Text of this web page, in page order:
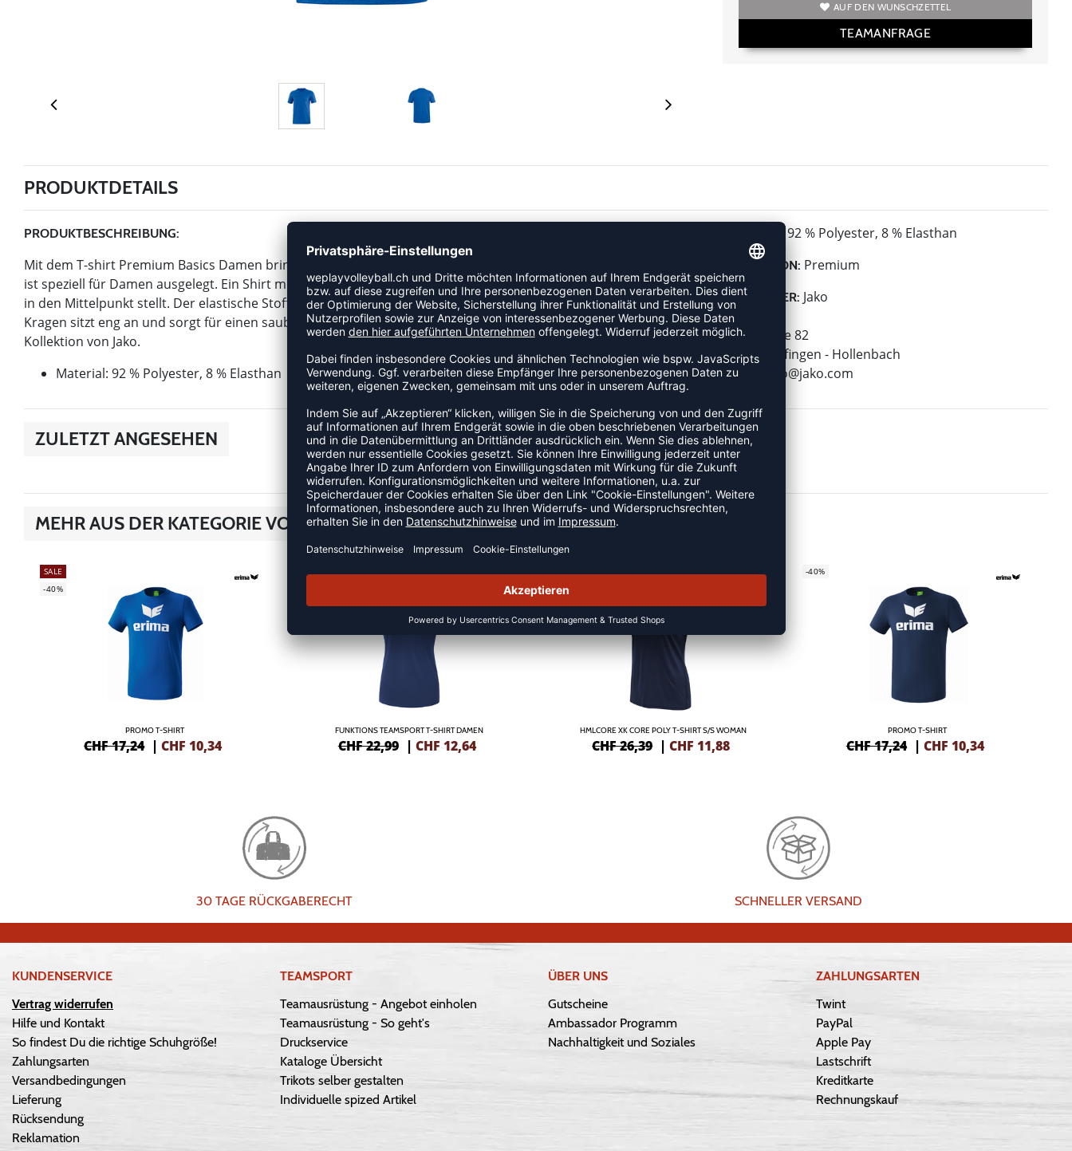
AUF DEN WUNSCHZETTEL
TEAMANFRAGE
PRODUKTDETAILS
PRODUKTBESCHREIBUNG:
Mit dem T-shirt Premium Basics Damen bringt Jako einen Artikel der Kategorie Shirt an den Start. Dieses Modell
ist speziell für Damen ausgelegt. Ein Shirt mit durchdachtem Schnitt, das Bewegungsfreiheit und Tragekomfort
in den Mittelpunkt stellt. Der elastische Stoff passt sich der Bewegung an und schränkt dabei nicht ein. Der
Kragen sitzt eng an und sorgt für einen sauberen, sportlichen Abschluss. Das Modell ist Teil der Premium-
Kollektion von Jako.
Material: 92 % Polyester, 8 % Elasthan
92 % Polyester, 8 % Elasthan
KOLLEKTION: Premium
HERSTELLER: Jako
Jako AG
Amtstrasse 82
74673 Mulfingen - Hollenbach
E-Mail:
info@jako.com
ZULETZT ANGESEHEN
MEHR AUS DER KATEGORIE VOLLEYBALLSHIRTS
SALE
-40%
PROMO T-SHIRT
CHF 17,24 |CHF 10,34
FUNKTIONS TEAMSPORT T-SHIRT DAMEN
CHF 22,99 | CHF 12,64
-55%
HMLCORE XK CORE POLY T-SHIRT S/S WOMAN
CHF 26,39 |CHF 11,88
-40%
PROMO T-SHIRT
CHF 17,24 | CHF 10,34
30 TAGE RÜCKGABERECHT SCHNELLER VERSAND
KUNDENSERVICE
Vertrag widerrufen
Hilfe und Kontakt
So findest Du die richtige Schuhgröße!
Zahlungsarten
Versandbedingungen
Lieferung
Rücksendung
Reklamation
TEAMSPORT
Teamausrüstung - Angebot einholen
Teamausrüstung - So geht's
Druckservice
Kataloge Übersicht
Trikots selber gestalten
Individuelle spized Artikel
ÜBER UNS
Gutscheine
Ambassador Programm
Nachhaltigkeit und Soziales
ZAHLUNGSARTEN
Twint
PayPal
Apple Pay
Lastschrift
Kreditkarte
Rechnungskauf